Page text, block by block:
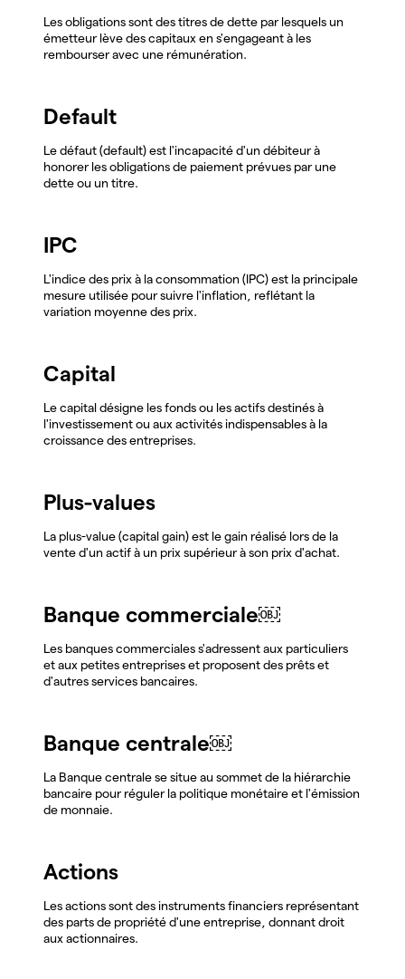
Les obligations sont des titres de dette par lesquels un
émetteur lève des capitaux en s'engageant à les
rembourser avec une rémunération.
Default
Le défaut (default) est l'incapacité d'un débiteur à
honorer les obligations de paiement prévues par une
dette ou un titre.
IPC
L'indice des prix à la consommation (IPC) est la principale
mesure utilisée pour suivre l'inflation, reflétant la
variation moyenne des prix.
Capital
Le capital désigne les fonds ou les actifs destinés à
l'investissement ou aux activités indispensables à la
croissance des entreprises.
Plus-values
La plus-value (capital gain) est le gain réalisé lors de la
vente d'un actif à un prix supérieur à son prix d'achat.
Banque commerciale￼
Les banques commerciales s'adressent aux particuliers
et aux petites entreprises et proposent des prêts et
d'autres services bancaires.
Banque centrale￼
La Banque centrale se situe au sommet de la hiérarchie
bancaire pour réguler la politique monétaire et l'émission
de monnaie.
Actions
Les actions sont des instruments financiers représentant
des parts de propriété d'une entreprise, donnant droit
aux actionnaires.